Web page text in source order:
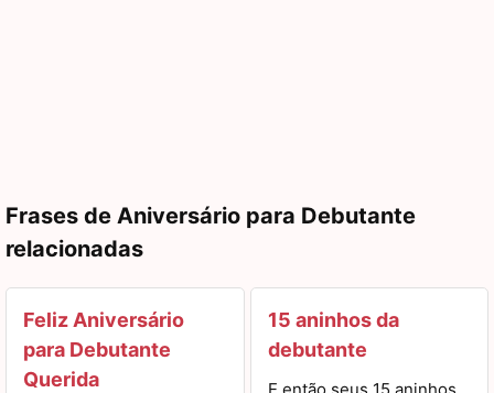
Frases de Aniversário para Debutante
relacionadas
Feliz Aniversário
para Debutante
Querida
15 aninhos da
debutante